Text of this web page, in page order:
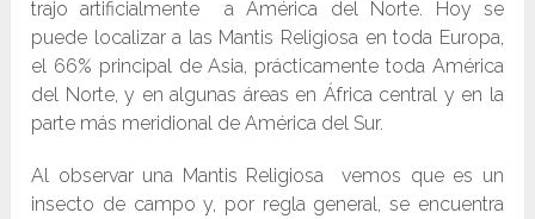
trajo artificialmente a América del Norte. Hoy se
puede localizar a las Mantis Religiosa en toda Europa,
el 66% principal de Asia, prácticamente toda América
del Norte, y en algunas áreas en África central y en la
parte más meridional de América del Sur.
Al observar una Mantis Religiosa vemos que es un
insecto de campo y, por regla general, se encuentra